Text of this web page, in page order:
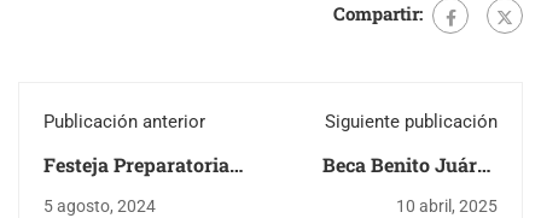
Compartir:
Publicación anterior
Festeja Preparatoria 1
su 27 aniversario en
5 agosto, 2024
Siguiente publicación
Beca Benito Juárez
enero-junio 2025
10 abril, 2025